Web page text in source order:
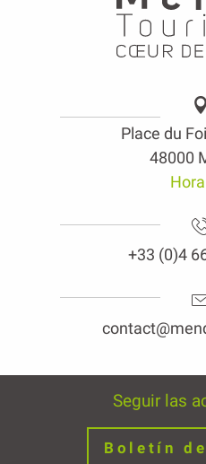
Place du
48000
+33 (0)4
Seguir las
Boletín